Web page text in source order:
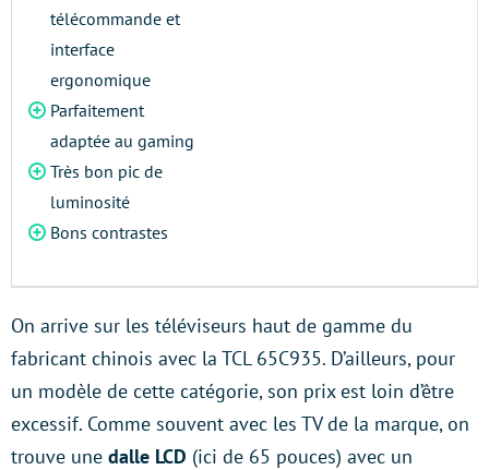
télécommande et
interface
ergonomique
Parfaitement
adaptée au gaming
Très bon pic de
luminosité
Bons contrastes
On arrive sur les téléviseurs haut de gamme du
fabricant chinois avec la TCL 65C935. D’ailleurs, pour
un modèle de cette catégorie, son prix est loin d’être
excessif. Comme souvent avec les TV de la marque, on
trouve une dalle LCD (ici de 65 pouces) avec un